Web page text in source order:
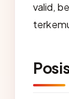
valid,